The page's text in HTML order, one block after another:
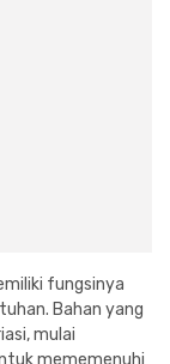
fungsinya
Bahan yang
mulai
mememenuhi